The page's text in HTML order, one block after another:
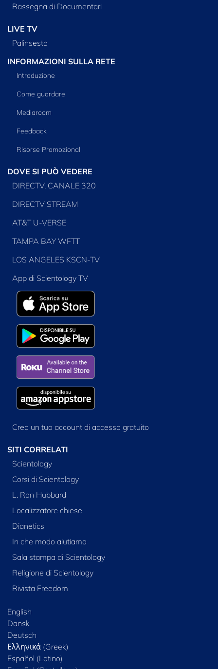
Rassegna di Documentari
LIVE TV
Palinsesto
INFORMAZIONI SULLA RETE
Introduzione
Come guardare
Mediaroom
Feedback
Risorse Promozionali
DOVE SI PUÒ VEDERE
DIRECTV, CANALE 320
DIRECTV STREAM
AT&T U-VERSE
TAMPA BAY WFTT
LOS ANGELES KSCN-TV
App di Scientology TV
Crea un tuo account di accesso gratuito
SITI CORRELATI
Scientology
Corsi di Scientology
L. Ron Hubbard
Localizzatore chiese
Dianetics
In che modo aiutiamo
Sala stampa di Scientology
Religione di Scientology
Rivista Freedom
English
Dansk
Deutsch
Ελληνικά (Greek)
Español (Latino)